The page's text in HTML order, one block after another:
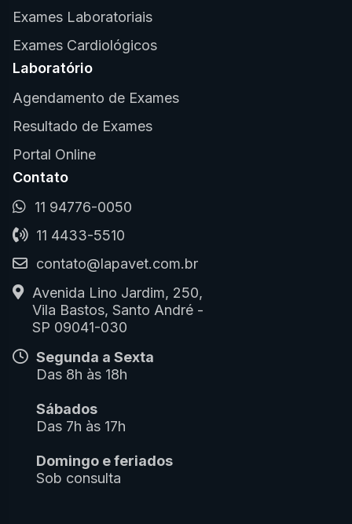
Exames Laboratoriais
Exames Cardiológicos
Laboratório
Agendamento de Exames
Resultado de Exames
Portal Online
Contato
11 94776-0050
11 4433-5510
contato@lapavet.com.br
Avenida Lino Jardim, 250,
Vila Bastos, Santo André -
SP 09041-030
Segunda a Sexta
Das 8h às 18h
Sábados
Das 7h às 17h
Domingo e feriados
Sob consulta